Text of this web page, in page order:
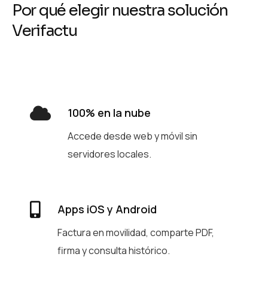
Porquéelegir nuestrasolución
Verifactu
100% en la nube
Accede desde web y móvil sin
servidores locales.
Apps iOS y Android
Factura en movilidad, comparte PDF,
firma y consulta histórico.